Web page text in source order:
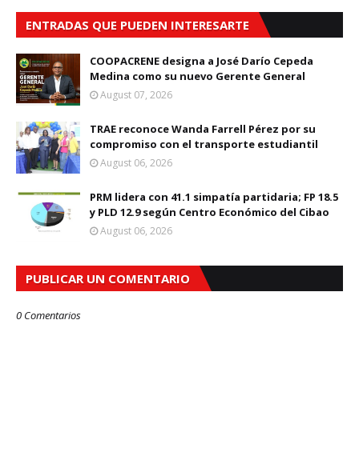
ENTRADAS QUE PUEDEN INTERESARTE
COOPACRENE designa a José Darío Cepeda
Medina como su nuevo Gerente General
August 07, 2026
TRAE reconoce Wanda Farrell Pérez por su
compromiso con el transporte estudiantil
August 06, 2026
PRM lidera con 41.1 simpatía partidaria; FP 18.5
y PLD 12.9 según Centro Económico del Cibao
August 06, 2026
PUBLICAR UN COMENTARIO
0 Comentarios